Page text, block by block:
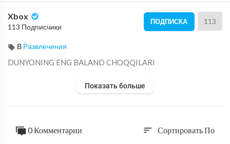
Xbox
113 Подписчики
ПОДПИСКА 113
В Развлечения
⁣DUNYONING ENG BALAND CHOQQILARI
Показать больше
0 Комментарии sort Сортировать По